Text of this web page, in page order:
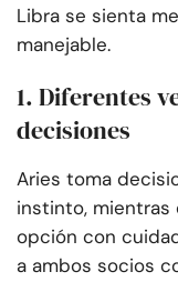
Libra se sienta
manejable.
1. Diferentes
decisiones
Aries toma
instinto, mientras
opción con
a ambos socios